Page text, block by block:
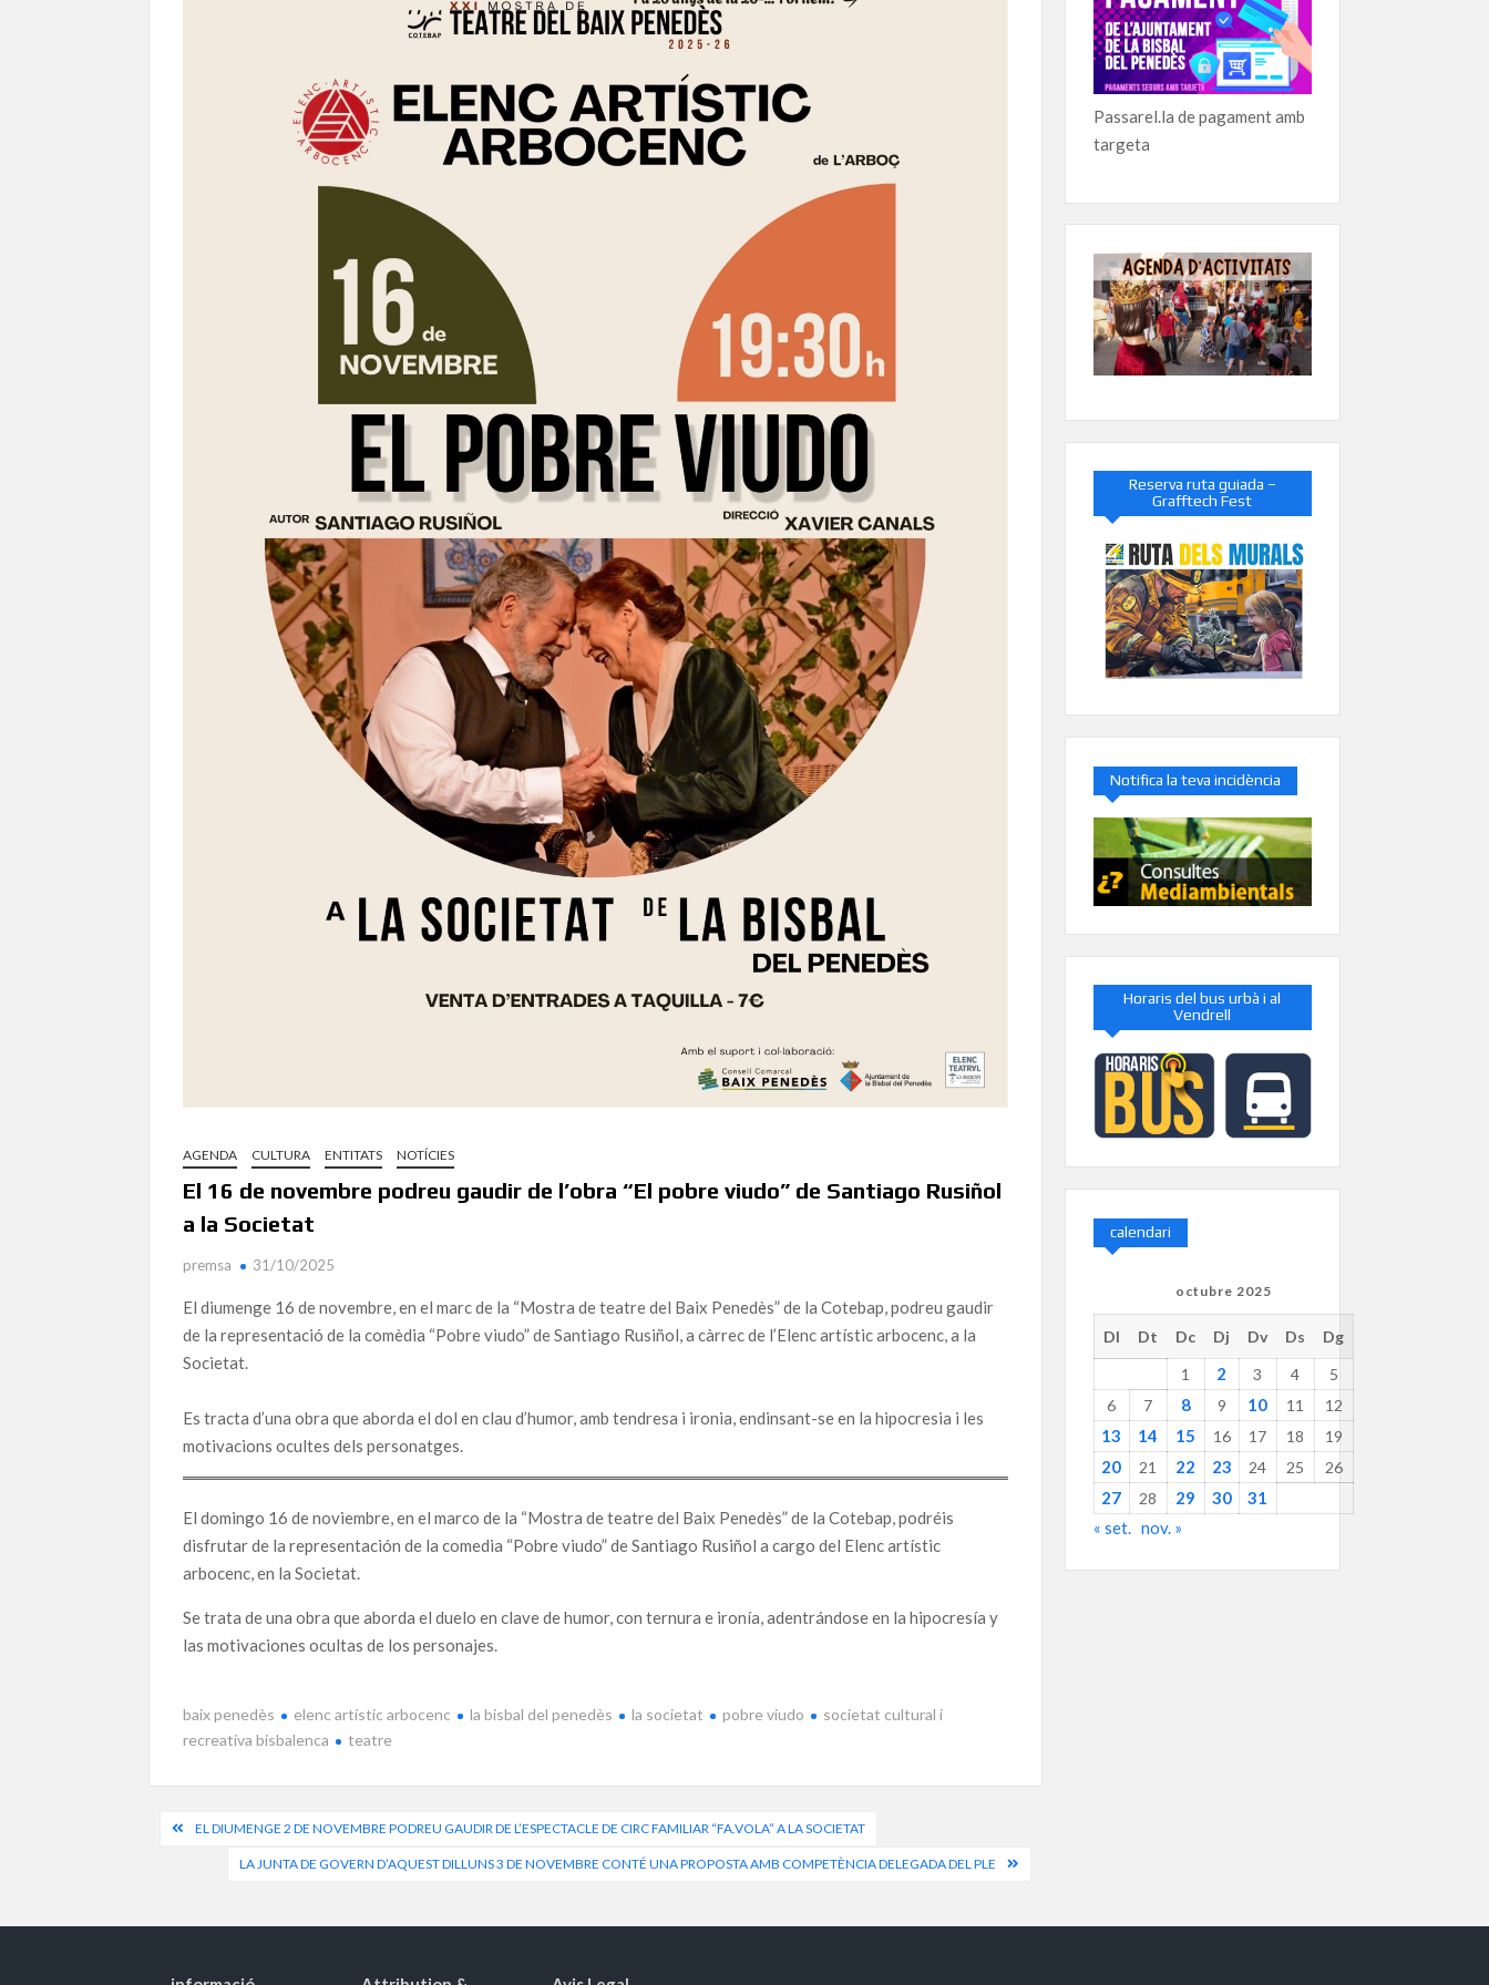
AGENDA CULTURA ENTITATS NOTÍCIES
El 16 de novembre podreu gaudir de l’obra “El pobre viudo” de Santiago Rusiñol
a la Societat
premsa 31/10/2025
El diumenge 16 de novembre, en el marc de la “Mostra de teatre del Baix Penedès” de la Cotebap, podreu gaudir
de la representació de la comèdia “Pobre viudo” de Santiago Rusiñol, a càrrec de l’Elenc artístic arbocenc, a la
Societat.
Es tracta d’una obra que aborda el dol en clau d’humor, amb tendresa i ironia, endinsant-se en la hipocresia i les
motivacions ocultes dels personatges.
El domingo 16 de noviembre, en el marco de la “Mostra de teatre del Baix Penedès” de la Cotebap, podréis
disfrutar de la representación de la comedia “Pobre viudo” de Santiago Rusiñol a cargo del Elenc artístic
arbocenc, en la Societat.
Se trata de una obra que aborda el duelo en clave de humor, con ternura e ironía, adentrándose en la hipocresía y
las motivaciones ocultas de los personajes.
baix penedès elenc artístic arbocenc la bisbal del penedès la societat pobre viudo
societat cultural i
recreativa bisbalenca
teatre
Navegació
d'entrades
EL DIUMENGE 2 DE NOVEMBRE PODREU GAUDIR DE L’ESPECTACLE DE CIRC FAMILIAR “FA.VOLA” A LA SOCIETAT
LA JUNTA DE GOVERN D’AQUEST DILLUNS 3 DE NOVEMBRE CONTÉ UNA PROPOSTA AMB COMPETÈNCIA DELEGADA DEL PLE
Passarel.la de pagament amb
targeta
Reserva ruta guiada –
Grafftech Fest
Notifica la teva incidència
Horaris del bus urbà i al
Vendrell
calendari
octubre 2025
Dl Dt Dc Dj Dv Ds
Dg
1
2 3 4
5
6
7 8 9 10 11 12
13 14 15 16 17 18 19
20 21 22 23 24 25 26
27 28 29 30
31
« set. nov. »